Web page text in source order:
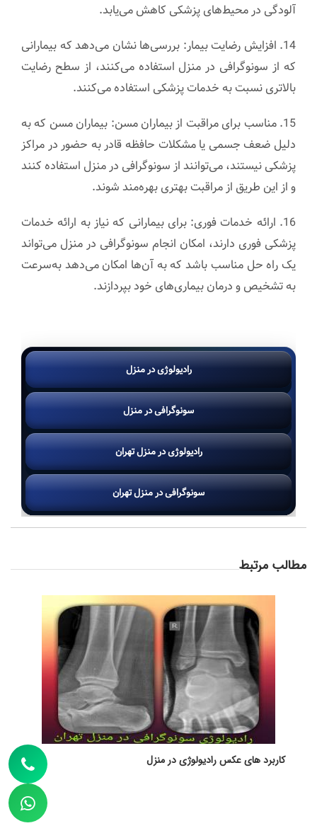
آلودگی در محیط‌های پزشکی کاهش می‌یابد.
14. افزایش رضایت بیمار: بررسی‌ها نشان می‌دهد که بیمارانی
که از سونوگرافی در منزل استفاده می‌کنند، از سطح رضایت
بالاتری نسبت به خدمات پزشکی استفاده می‌کنند.
15. مناسب برای مراقبت از بیماران مسن: بیماران مسن که به
دلیل ضعف جسمی یا مشکلات حافظه قادر به حضور در مراکز
پزشکی نیستند، می‌توانند از سونوگرافی در منزل استفاده کنند
و از این طریق از مراقبت بهتری بهره‌مند شوند.
16. ارائه خدمات فوری: برای بیمارانی که نیاز به ارائه خدمات
پزشکی فوری دارند، امکان انجام سونوگرافی در منزل می‌تواند
یک راه حل مناسب باشد که به آن‌ها امکان می‌دهد به‌سرعت
به تشخیص و درمان بیماری‌های خود بپردازند.
رادیولوژی در منزل
سونوگرافی در منزل
رادیولوژی در منزل تهران
سونوگرافی در منزل تهران
مطالب مرتبط
کاربرد های عکس رادیولوژی در منزل